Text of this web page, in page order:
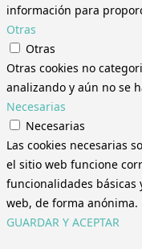
información para
Otras
Otras
Otras cookies no
analizando y aún no se
Necesarias
Necesarias
Las cookies necesarias
el sitio web funcione
funcionalidades
web, de forma anónima.
GUARDAR Y ACEPTAR